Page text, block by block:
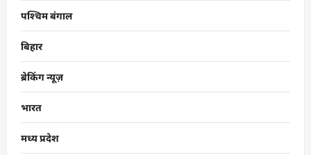
पश्चिम बंगाल
बिहार
ब्रेकिंग न्यूज़
भारत
मध्य प्रदेश